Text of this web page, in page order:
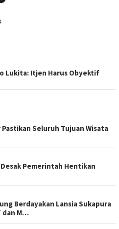
Lukita: Itjen Harus Obyektif
Seluruh Tujuan Wisata
Pemerintah Hentikan
Berdayakan Lansia Sukapura
dan M…